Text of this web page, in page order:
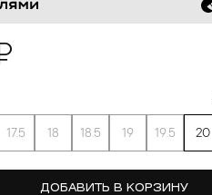
17.5 18 18.5 19 19.5 20
ДОБАВИТЬ В КОРЗИНУ